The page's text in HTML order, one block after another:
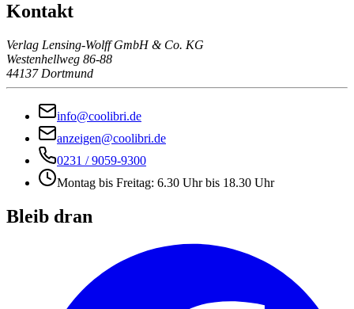
Kontakt
Verlag Lensing-Wolff GmbH & Co. KG
Westenhellweg 86-88
44137 Dortmund
info@coolibri.de
anzeigen@coolibri.de
0231 / 9059-9300
Montag bis Freitag: 6.30 Uhr bis 18.30 Uhr
Bleib dran